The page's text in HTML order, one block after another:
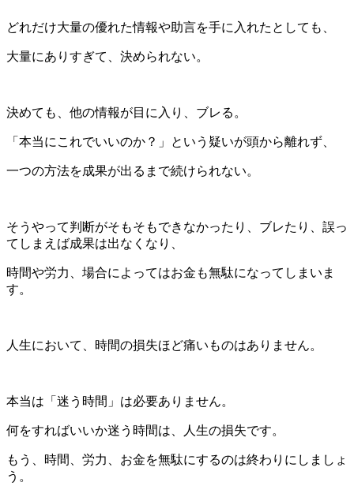
どれだけ大量の優れた情報や助言を手に入れたとしても、
大量にありすぎて、決められない。
決めても、他の情報が目に入り、ブレる。
「本当にこれでいいのか？」という疑いが頭から離れず、
一つの方法を成果が出るまで続けられない。
そうやって判断がそもそもできなかったり、ブレたり、誤っ
てしまえば成果は出なくなり、
時間や労力、場合によってはお金も無駄になってしまいま
す。
人生において、時間の損失ほど痛いものはありません。
本当は「迷う時間」は必要ありません。
何をすればいいか迷う時間は、人生の損失です。
もう、時間、労力、お金を無駄にするのは終わりにしましょ
う。